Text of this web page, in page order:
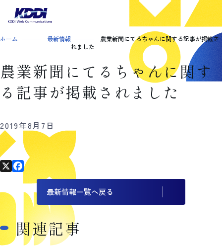
ホーム 最新情報
農業新聞にてるちゃんに関する記事が掲載さ
れました
農業新聞にてるちゃんに関す
る記事が掲載されました
2019年8月7日
c
b
o
最新情報一覧へ戻る
関連記事